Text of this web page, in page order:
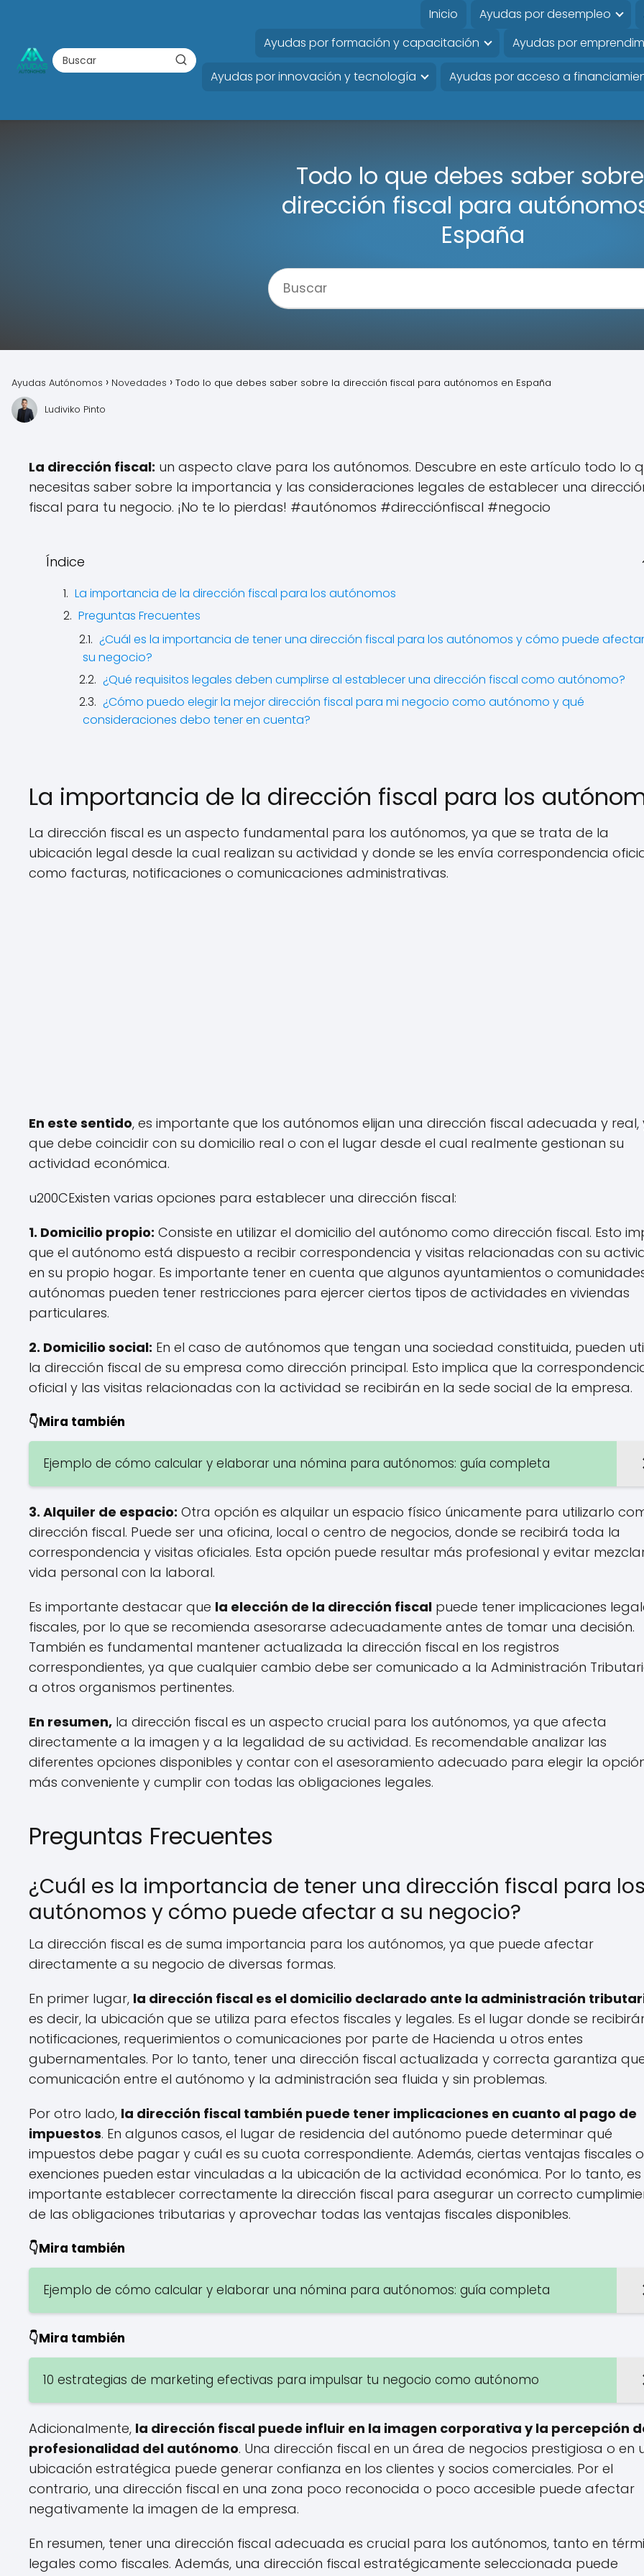
Inicio Ayudas por desempleo
Ayudas por formación y capacitación
Ayudas por
Ayudas por innovación y tecnología Ayudas por acceso a
Todo lo que debes saber
dirección fiscal para
España
Ayudas Autónomos Novedades
Todo lo que debes saber sobre la dirección fiscal para autónomos en España
Ludiviko Pinto
La dirección fiscal: un aspecto clave para los autónomos. Descubre en este artículo todo lo
necesitas saber sobre la importancia y las consideraciones legales de establecer una
fiscal para tu negocio. ¡No te lo pierdas! #autónomos #direcciónfiscal #negocio
Índice
La importancia de la dirección fiscal para los autónomos
Preguntas Frecuentes
¿Cuál es la importancia de tener una dirección fiscal para los autónomos y cómo puede
su negocio?
¿Qué requisitos legales deben cumplirse al establecer una dirección fiscal como autónomo?
¿Cómo puedo elegir la mejor dirección fiscal para mi negocio como autónomo y qué
consideraciones debo tener en cuenta?
La importancia de la dirección fiscal para los
La dirección fiscal es un aspecto fundamental para los autónomos, ya que se trata de la
ubicación legal desde la cual realizan su actividad y donde se les envía correspondencia
como facturas, notificaciones o comunicaciones administrativas.
En este sentido, es importante que los autónomos elijan una dirección fiscal adecuada y real,
que debe coincidir con su domicilio real o con el lugar desde el cual realmente gestionan su
actividad económica.
u200CExisten varias opciones para establecer una dirección fiscal:
1. Domicilio propio: Consiste en utilizar el domicilio del autónomo como dirección fiscal. Esto
que el autónomo está dispuesto a recibir correspondencia y visitas relacionadas con su
en su propio hogar. Es importante tener en cuenta que algunos ayuntamientos o
autónomas pueden tener restricciones para ejercer ciertos tipos de actividades en viviendas
particulares.
2. Domicilio social: En el caso de autónomos que tengan una sociedad constituida, pueden
la dirección fiscal de su empresa como dirección principal. Esto implica que la
oficial y las visitas relacionadas con la actividad se recibirán en la sede social de la empresa.
👇Mira también
Ejemplo de cómo calcular y elaborar una nómina para autónomos: guía completa
3. Alquiler de espacio: Otra opción es alquilar un espacio físico únicamente para utilizarlo
dirección fiscal. Puede ser una oficina, local o centro de negocios, donde se recibirá toda la
correspondencia y visitas oficiales. Esta opción puede resultar más profesional y evitar
vida personal con la laboral.
Es importante destacar que la elección de la dirección fiscal puede tener implicaciones
fiscales, por lo que se recomienda asesorarse adecuadamente antes de tomar una decisión.
También es fundamental mantener actualizada la dirección fiscal en los registros
correspondientes, ya que cualquier cambio debe ser comunicado a la Administración
a otros organismos pertinentes.
En resumen, la dirección fiscal es un aspecto crucial para los autónomos, ya que afecta
directamente a la imagen y a la legalidad de su actividad. Es recomendable analizar las
diferentes opciones disponibles y contar con el asesoramiento adecuado para elegir la
más conveniente y cumplir con todas las obligaciones legales.
Preguntas Frecuentes
¿Cuál es la importancia de tener una dirección fiscal para los
autónomos y cómo puede afectar a su negocio?
La dirección fiscal es de suma importancia para los autónomos, ya que puede afectar
directamente a su negocio de diversas formas.
En primer lugar, la dirección fiscal es el domicilio declarado ante la administración
es decir, la ubicación que se utiliza para efectos fiscales y legales. Es el lugar donde se
notificaciones, requerimientos o comunicaciones por parte de Hacienda u otros entes
gubernamentales. Por lo tanto, tener una dirección fiscal actualizada y correcta garantiza
comunicación entre el autónomo y la administración sea fluida y sin problemas.
Por otro lado, la dirección fiscal también puede tener implicaciones en cuanto al pago de
impuestos. En algunos casos, el lugar de residencia del autónomo puede determinar qué
impuestos debe pagar y cuál es su cuota correspondiente. Además, ciertas ventajas fiscales o
exenciones pueden estar vinculadas a la ubicación de la actividad económica. Por lo tanto, es
importante establecer correctamente la dirección fiscal para asegurar un correcto
de las obligaciones tributarias y aprovechar todas las ventajas fiscales disponibles.
👇Mira también
Ejemplo de cómo calcular y elaborar una nómina para autónomos: guía completa
👇Mira también
10 estrategias de marketing efectivas para impulsar tu negocio como autónomo
Adicionalmente, la dirección fiscal puede influir en la imagen corporativa y la percepción
profesionalidad del autónomo. Una dirección fiscal en un área de negocios prestigiosa o en
ubicación estratégica puede generar confianza en los clientes y socios comerciales. Por el
contrario, una dirección fiscal en una zona poco reconocida o poco accesible puede afectar
negativamente la imagen de la empresa.
En resumen, tener una dirección fiscal adecuada es crucial para los autónomos, tanto en
legales como fiscales. Además, una dirección fiscal estratégicamente seleccionada puede